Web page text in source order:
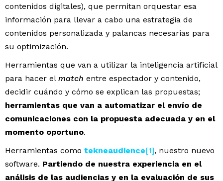
contenidos digitales), que permitan orquestar esa
información para llevar a cabo una estrategia de
contenidos personalizada y palancas necesarias para
su optimización.
Herramientas que van a utilizar la inteligencia artificial
para hacer el match entre espectador y contenido,
decidir cuándo y cómo se explican las propuestas;
herramientas que van a automatizar el envío de
comunicaciones con la propuesta adecuada y en el
momento oportuno.
Herramientas como tekneaudience[1], nuestro nuevo
software. Partiendo de nuestra experiencia en el
análisis de las audiencias y en la evaluación de sus